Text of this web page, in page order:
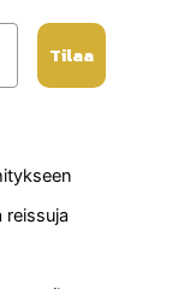
Tilaa
reissuja